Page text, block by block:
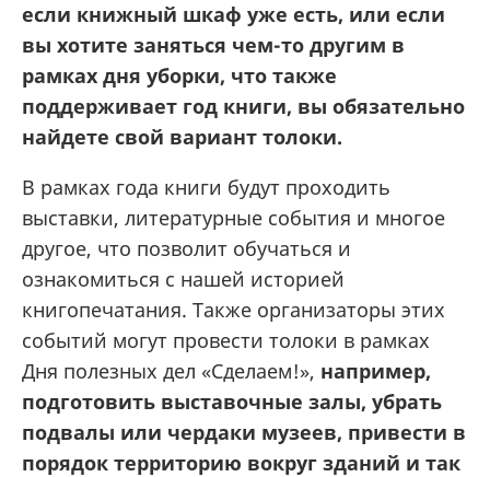
если книжный шкаф уже есть, или если
вы хотите заняться чем-то другим в
рамках дня уборки, что также
поддерживает год книги, вы обязательно
найдете свой вариант толоки.
В рамках года книги будут проходить
выставки, литературные события и многое
другое, что позволит обучаться и
ознакомиться с нашей историей
книгопечатания. Также организаторы этих
событий могут провести толоки в рамках
Дня полезных дел «Сделаем!», например,
подготовить выставочные залы, убрать
подвалы или чердаки музеев, привести в
порядок территорию вокруг зданий и так